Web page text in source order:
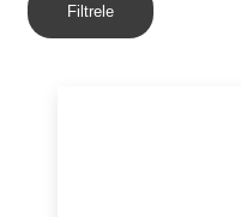
Filtrele